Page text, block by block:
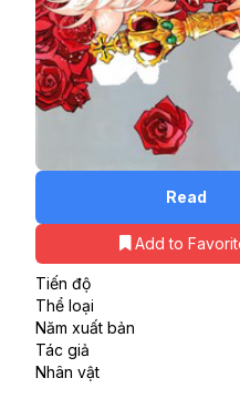
Read
Add to
Tiến độ
Thể loại
Năm xuất bản
Tác giả
Nhân vật